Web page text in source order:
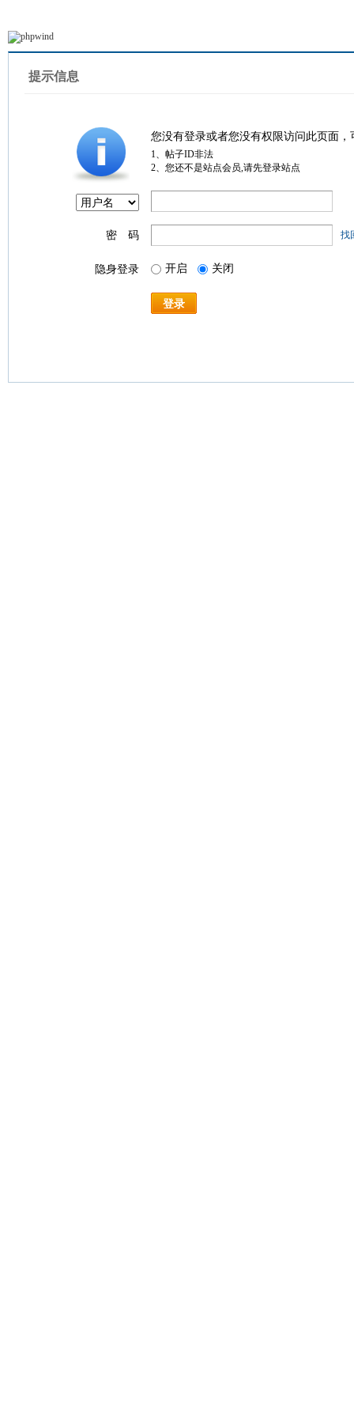
提示信息
您没有登录或者您没有权限访问此页面
1、帖子ID非法
2、您还不是站点会员,请先登录站点
密 码 找
隐身登录 开启 关闭
登录